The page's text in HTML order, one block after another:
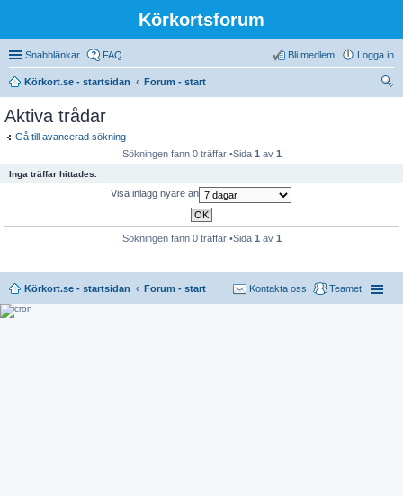
Körkortsforum
Snabblänkar FAQ Logga in
Bli medlem
Körkort.se - startsidan
Forum - start
Aktiva trådar
Gå till avancerad sökning
Sökningen fann 0 träffar •Sida 1 av 1
Inga träffar hittades.
Visa inlägg nyare än
Sökningen fann 0 träffar •Sida 1 av 1
Körkort.se - startsidan Forum - start Teamet
Kontakta oss